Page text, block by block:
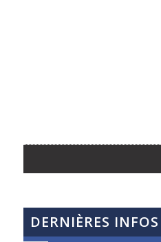
DERNIÈRES INFOS